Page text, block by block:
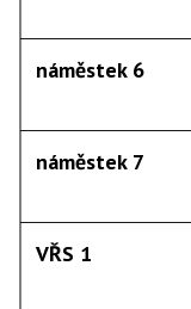
náměstek 6
náměstek 7
VŘS 1